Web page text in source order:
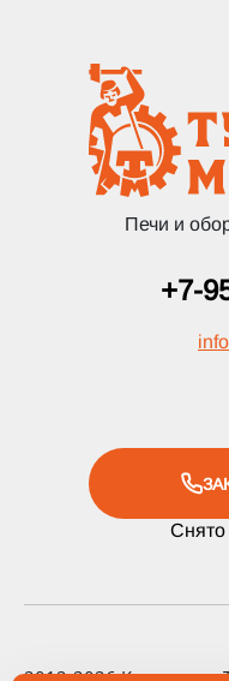
Печи и
+7-
info
Снято